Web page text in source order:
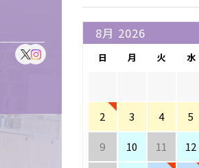
日 月 火 水
2 3 4 5
9 10 11 12